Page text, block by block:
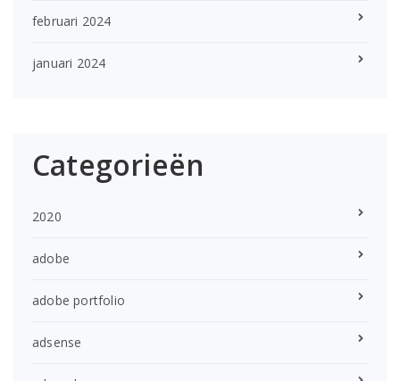
februari 2024
januari 2024
Categorieën
2020
adobe
adobe portfolio
adsense